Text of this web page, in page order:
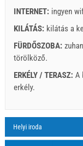
küldése”.
INTERNET: ingyen
KILÁTÁS: kilátás a
FÜRDŐSZOBA:
törölköző.
ERKÉLY / TERASZ: A
erkély.
A3 Apartment (2+2) :
Legenda: dátumok
Csillaggal (*) jelölt
Helyi iroda